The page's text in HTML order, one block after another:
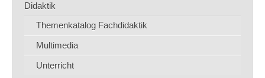
Didaktik
Themenkatalog Fachdidaktik
Multimedia
Unterricht